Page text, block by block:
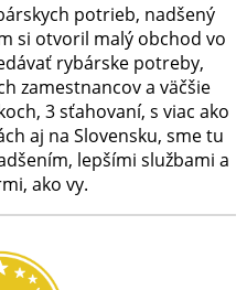
potrieb, nadšený
si otvoril malý obchod vo
rybárske potreby,
zamestnancov a väčšie
3 sťahovaní, s viac ako
aj na Slovensku, sme tu
lepšími službami a
ako vy.